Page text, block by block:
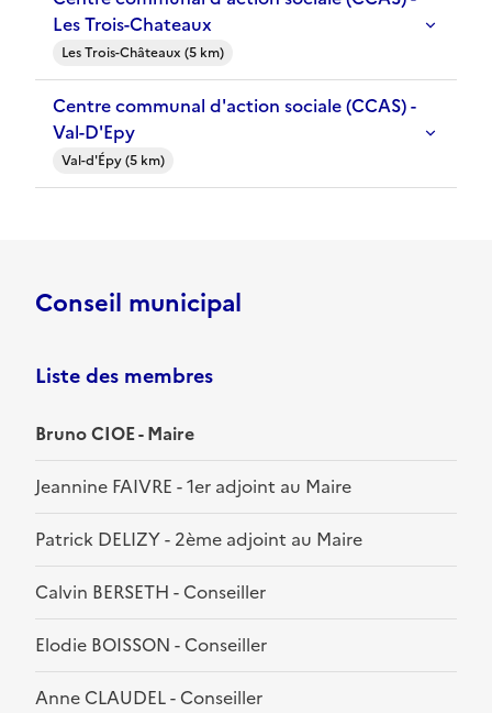
Les Trois-Chateaux
Les Trois-Châteaux (5 km)
Centre communal d'action sociale (CCAS) -
Val-D'Epy
Val-d'Épy (5 km)
Conseil municipal
Liste des membres
Bruno CIOE - Maire
Jeannine FAIVRE - 1er adjoint au Maire
Patrick DELIZY - 2ème adjoint au Maire
Calvin BERSETH - Conseiller
Elodie BOISSON - Conseiller
Anne CLAUDEL - Conseiller